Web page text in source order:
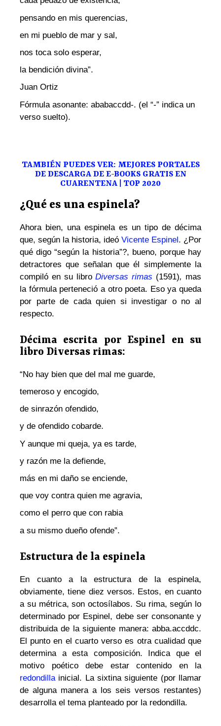
pensando en mis querencias,
en mi pueblo de mar y sal,
nos toca solo esperar,
la bendición divina”.
Juan Ortiz
Fórmula asonante: ababaccdd-. (el “-” indica un
verso suelto).
TAMBIÉN PUEDES VER: MEJORES PORTALES
DE DESCARGA DE E-BOOKS GRATIS EN
CUARENTENA | TOP 2020
¿Qué es una espinela?
Ahora bien, una espinela es un tipo de décima
que, según la historia, ideó Vicente Espinel. ¿Por
qué digo “según la historia”?, bueno, porque hay
detractores que señalan que él simplemente la
compiló en su libroDiversas rimas (1591), mas
la fórmula perteneció a otro poeta. Eso ya queda
por parte de cada quien si investigar o no al
respecto.
Décima escrita por Espinel en su
libro Diversas rimas:
“No hay bien que del mal me guarde,
temeroso y encogido,
de sinrazón ofendido,
y de ofendido cobarde.
Y aunque mi queja, ya es tarde,
y razón me la defiende,
más en mi daño se enciende,
que voy contra quien me agravia,
como el perro que con rabia
a su mismo dueño ofende”.
Estructura de la espinela
En cuanto a la estructura de la espinela,
obviamente, tiene diez versos. Estos, en cuanto
a su métrica, son octosílabos. Su rima, según lo
determinado por Espinel, debe ser consonante y
distribuida de la siguiente manera: abba.accddc.
El punto en el cuarto verso es otra cualidad que
determina a esta composición. Indica que el
motivo poético debe estar contenido en la
redondilla inicial. La sixtina siguiente (por llamar
de alguna manera a los seis versos restantes)
desarrolla el tema planteado por la redondilla.